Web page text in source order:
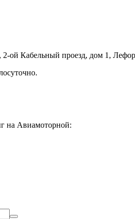
ой Кабельный проезд, дом 1,
на Авиамоторной: